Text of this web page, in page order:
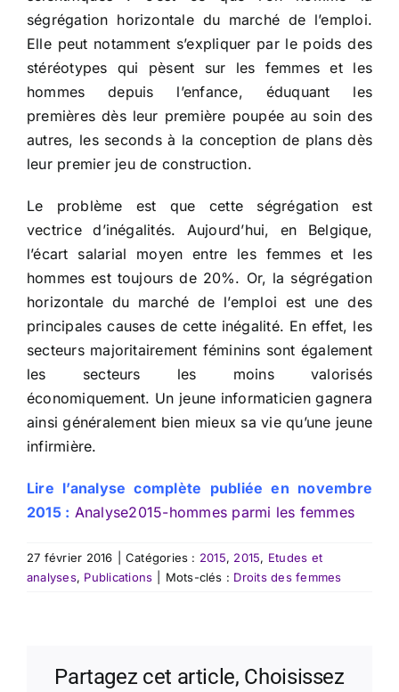
ségrégation horizontale du marché de l’emploi.
Elle peut notamment s’expliquer par le poids des
stéréotypes qui pèsent sur les femmes et les
hommes depuis l’enfance, éduquant les
premières dès leur première poupée au soin des
autres, les seconds à la conception de plans dès
leur premier jeu de construction.
Le problème est que cette ségrégation est
vectrice d’inégalités. Aujourd’hui, en Belgique,
l’écart salarial moyen entre les femmes et les
hommes est toujours de 20%. Or, la ségrégation
horizontale du marché de l’emploi est une des
principales causes de cette inégalité. En effet, les
secteurs majoritairement féminins sont également
les secteurs les moins valorisés
économiquement. Un jeune informaticien gagnera
ainsi généralement bien mieux sa vie qu’une jeune
infirmière.
Lire l’analyse complète publiée en novembre
2015 : Analyse2015-hommes parmi les femmes
27 février 2016 Catégories : 2015, 2015, Etudes et
analyses, Publications Mots-clés : Droits des femmes
Partagez cet article, Choisissez